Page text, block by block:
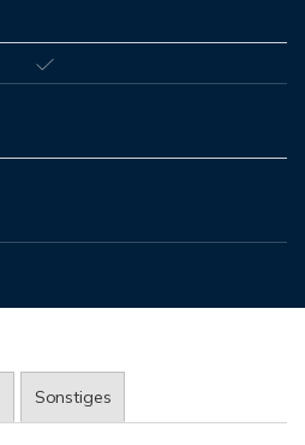
Sonstiges